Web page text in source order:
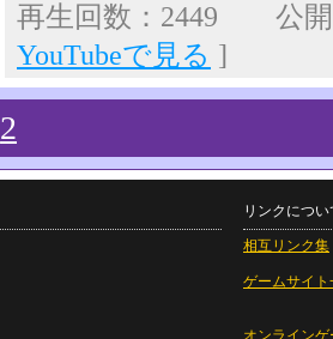
再生回数：2449 公
YouTubeで見る ]
2
リンクについ
相互リンク集
ゲームサイト